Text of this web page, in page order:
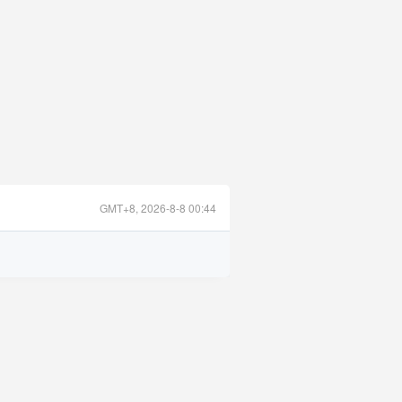
GMT+8, 2026-8-8 00:44